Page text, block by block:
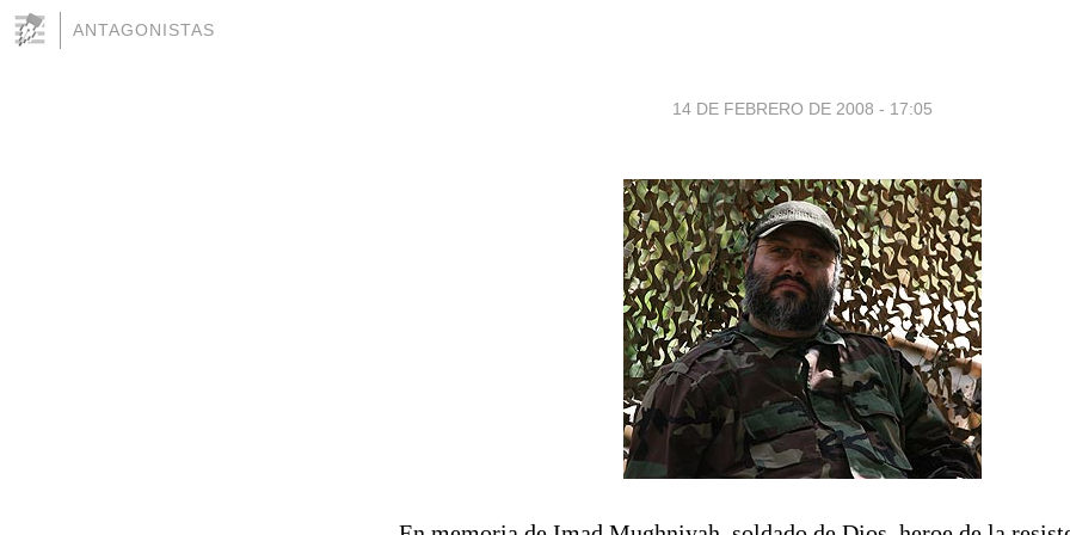
ANTAGONISTAS
14 DE FEBRERO DE 2008 - 17:05